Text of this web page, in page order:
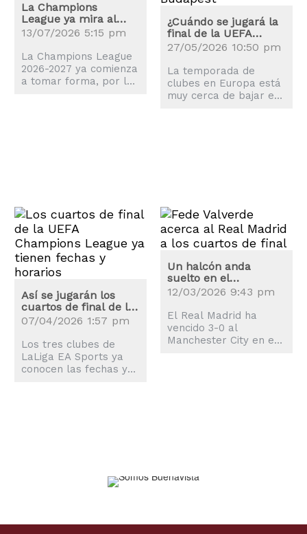
La Champions
League ya mira al
Metropolitano: estos
son los clasificados
13/07/2026 5:15 pm
La Champions League
2026-2027 ya comienza
a tomar forma, por lo
¿Cuándo se jugará la
final de la UEFA
Champions League?
27/05/2026 10:50 pm
La temporada de
clubes en Europa está
muy cerca de bajar el
Así se jugarán los
cuartos de final de la
UEFA Champions
League
07/04/2026 1:57 pm
Los tres clubes de
LaLiga EA Sports ya
conocen las fechas y
Un halcón anda
suelto en el
Bernabéu: Valverde
somete al Manchester
City
12/03/2026 9:43 pm
El Real Madrid ha
vencido 3-0 al
Manchester City en el